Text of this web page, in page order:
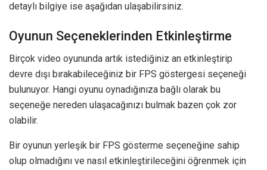
detaylı bilgiye ise aşağıdan ulaşabilirsiniz.
Oyunun Seçeneklerinden Etkinleştirme
Birçok video oyununda artık istediğiniz an etkinleştirip
devre dışı bırakabileceğiniz bir FPS göstergesi seçeneği
bulunuyor. Hangi oyunu oynadığınıza bağlı olarak bu
seçeneğe nereden ulaşacağınızı bulmak bazen çok zor
olabilir.
Bir oyunun yerleşik bir FPS gösterme seçeneğine sahip
olup olmadığını ve nasıl etkinleştirileceğini öğrenmek için